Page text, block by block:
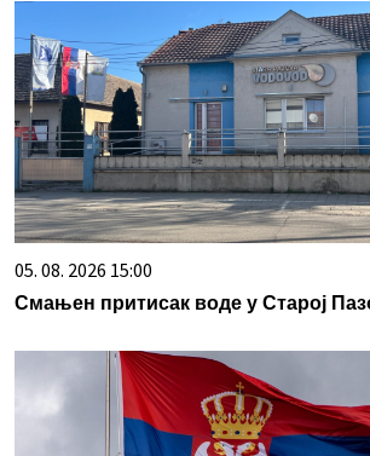
05. 08. 2026 15:00
Смањен притисак воде у Старој